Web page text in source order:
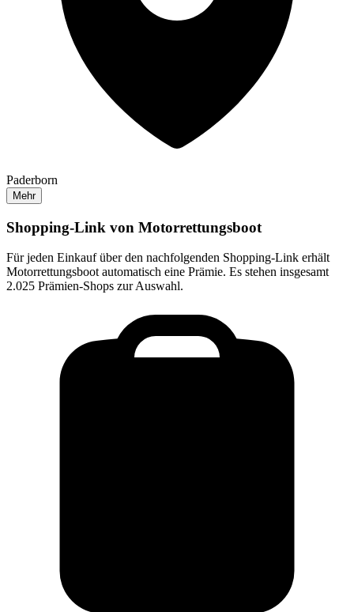
Paderborn
Mehr
Shopping-Link von Motorrettungsboot
Für jeden Einkauf über den nachfolgenden Shopping-Link erhält
Motorrettungsboot automatisch eine Prämie. Es stehen insgesamt
2.025 Prämien-Shops zur Auswahl.